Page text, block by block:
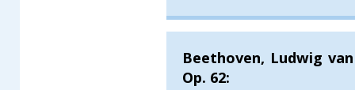
Beethoven, Ludwig
Op. 62: